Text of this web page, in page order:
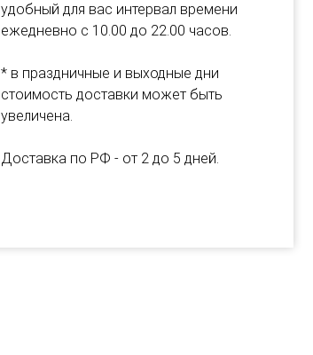
удобный для вас интервал времени
ежедневно c 10.00 до 22.00 часов.
* в праздничные и выходные дни
стоимость доставки может быть
увеличена.
Доставка по РФ - от 2 до 5 дней.